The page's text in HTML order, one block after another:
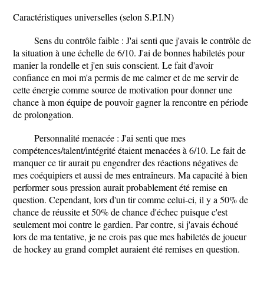
Caractéristiques universelles (selon S.P.I.N)
Sens du contrôle faible : J'ai senti que j'avais le contrôle de
la situation à une échelle de 6/10. J'ai de bonnes habiletés pour
manier la rondelle et j'en suis conscient. Le fait d'avoir
confiance en moi m'a permis de me calmer et de me servir de
cette énergie comme source de motivation pour donner une
chance à mon équipe de pouvoir gagner la rencontre en période
de prolongation.
Personnalité menacée : J'ai senti que mes
compétences/talent/intégrité étaient menacées à 6/10. Le fait de
manquer ce tir aurait pu engendrer des réactions négatives de
mes coéquipiers et aussi de mes entraîneurs. Ma capacité à bien
performer sous pression aurait probablement été remise en
question. Cependant, lors d'un tir comme celui-ci, il y a 50% de
chance de réussite et 50% de chance d'échec puisque c'est
seulement moi contre le gardien. Par contre, si j'avais échoué
lors de ma tentative, je ne crois pas que mes habiletés de joueur
de hockey au grand complet auraient été remises en question.